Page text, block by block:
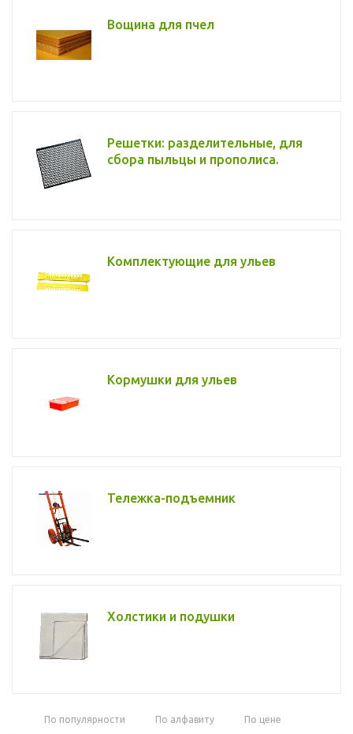
Вощина для пчел
Решетки: разделительные, для
сбора пыльцы и прополиса.
Комплектующие для ульев
Кормушки для ульев
Тележка-подъемник
Холстики и подушки
По популярности По алфавиту По цене